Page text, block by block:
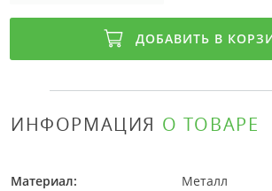
ДОБАВИТЬ В
ИНФОРМАЦИЯ О ТОВАРЕ
Материал: Металл